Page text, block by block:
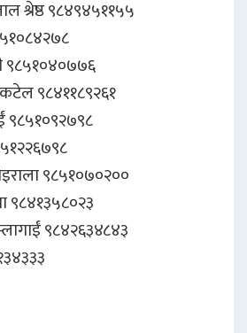
श्रेष्ठ ९८४९४५११५५
९८५१०४०७७६
कटेल ९८४११८९२६१
९८५१०९२७९८
९८५१०७०२००
९८४१३५८०२३
९८४२६३४८४३